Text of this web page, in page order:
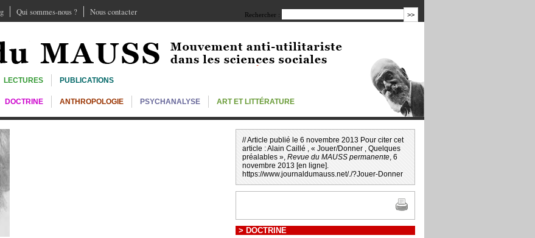
Qui sommes-nous ? Nous contacter Rechercher :
LECTURES PUBLICATIONS
DOCTRINE ANTHROPOLOGIE PSYCHANALYSE ART ET LITTÉRATURE
// Article publié le 6 novembre 2013 Pour citer cet
article :Alain Caillé , « Jouer/Donner , Quelques
préalables », Revue du MAUSS permanente, 6
novembre 2013 [en ligne].
https://www.journaldumauss.net/./?Jouer-Donner
> DOCTRINE